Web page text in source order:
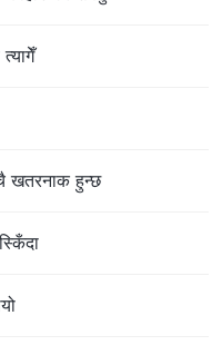
खतरनाक हुन्छ